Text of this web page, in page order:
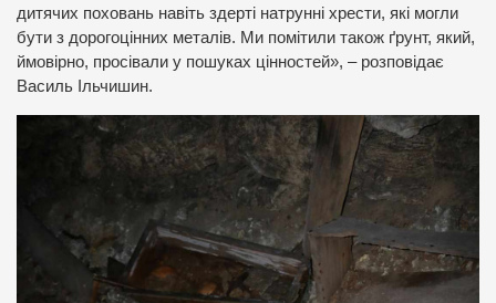
дитячих поховань навіть здерті натрунні хрести, які могли
бути з дорогоцінних металів. Ми помітили також ґрунт, який,
ймовірно, просівали у пошуках цінностей», – розповідає
Василь Ільчишин.